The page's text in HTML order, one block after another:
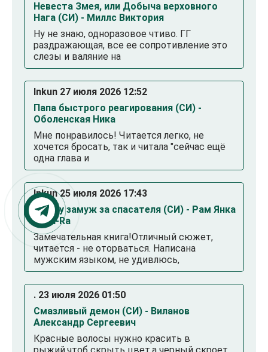
Невеста Змея, или Добыча верховного
Нага (СИ) - Миллс Виктория
Ну не знаю, одноразовое чтиво. ГГ
раздражающая, все ее сопротивление это
слезы и валяние на
Inkun 27 июля 2026 12:52
Папа быстрого реагирования (СИ) -
Оболенская Ника
Мне понравилось! Читается легко, не
хочется бросать, так и читала "сейчас ещё
одна глава и
Inkun 25 июля 2026 17:43
Выйду замуж за спасателя (СИ) - Рам Янка
Янка-Ra
Замечательная книга!Отличный сюжет,
читается - не оторваться. Написана
мужским языком, не удивлюсь,
. 23 июля 2026 01:50
Смазливый демон (СИ) - Виланов
Александр Сергеевич
Красные волосы нужно красить в